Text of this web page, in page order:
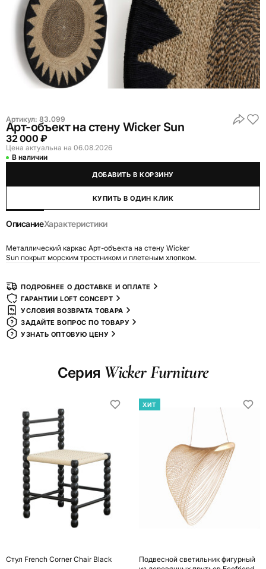
Артикул: 83.099
Арт-объект на стену Wicker Sun
32 000 ₽
Цена актуальна на 06.08.2026
В наличии
ДОБАВИТЬ В КОРЗИНУ
КУПИТЬ В ОДИН КЛИК
ОписаниеХарактеристики
Металлический каркас Арт-объекта на стену Wicker
Sun покрыт морским тростником и плетеным хлопком.
ПОДРОБНЕЕ О ДОСТАВКЕ И ОПЛАТЕ
ГАРАНТИИ LOFT CONCEPT
УСЛОВИЯ ВОЗВРАТА ТОВАРА
ЗАДАЙТЕ ВОПРОС ПО ТОВАРУ
УЗНАТЬ ОПТОВУЮ ЦЕНУ
Серия Wicker Furniture
Стул French Corner Chair Black
ХИТ
Подвесной светильник фигурный